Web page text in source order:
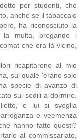
per studenti, che
anche se il tabaccaio
ha riconosciuto la
multa, pregando i
che era là vicino,
ricapitarono al mio
sul quale 'erano solo
specie di avanzo di
sui sedili a dormire.
e lui si sveglia
e veemenza
hanno fatto questi?
al commissariato,